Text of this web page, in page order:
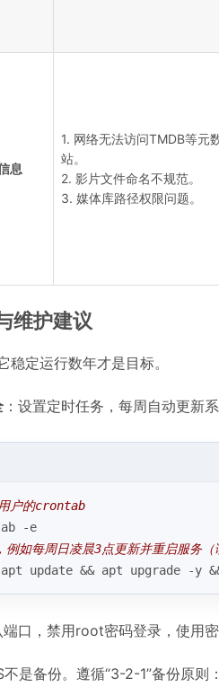
息
1. 网络无法访问TMDB等元
站。
2. 影片文件命名不规范。
3. 媒体库路径权限问题。
维护建议
定运行数年才是目标。
：设置定时任务，每周自动更新
户的crontab
-e
如每周日凌晨3点更新并重启服务（
update && apt upgrade -y
口，禁用root密码登录，使用
不是备份。遵循“3-2-1”备份原